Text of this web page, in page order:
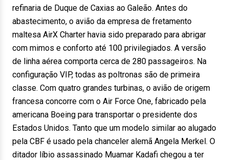
refinaria de Duque de Caxias ao Galeão. Antes do
abastecimento, o avião da empresa de fretamento
maltesa AirX Charter havia sido preparado para abrigar
com mimos e conforto até 100 privilegiados. A versão
de linha aérea comporta cerca de 280 passageiros. Na
configuração VIP, todas as poltronas são de primeira
classe. Com quatro grandes turbinas, o avião de origem
francesa concorre com o Air Force One, fabricado pela
americana Boeing para transportar o presidente dos
Estados Unidos. Tanto que um modelo similar ao alugado
pela CBF é usado pela chanceler alemã Angela Merkel. O
ditador líbio assassinado Muamar Kadafi chegou a ter